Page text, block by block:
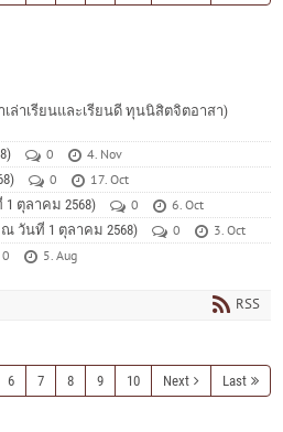
ล่าเรียนและเรียนดี ทุนนิสิตจิตอาสา)
0
4. Nov
0
17. Oct
ตุลาคม 2568)
0
6. Oct
วันที่ 1 ตุลาคม 2568)
0
3. Oct
0 5. Aug
RSS
6 7 8 9 10 Next Last